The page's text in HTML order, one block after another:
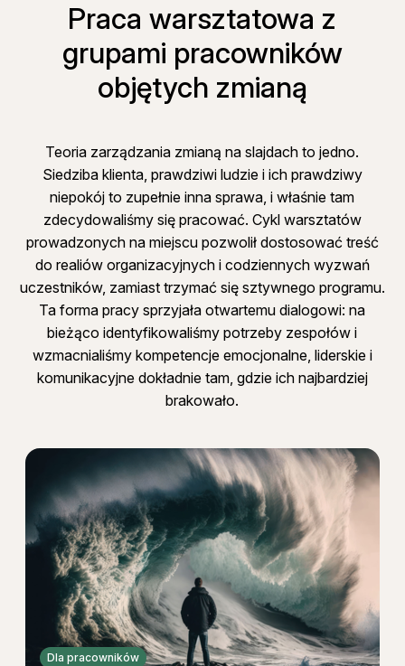
Praca warsztatowa z
grupami pracowników
objętych zmianą
Teoria zarządzania zmianą na slajdach to jedno.
Siedziba klienta, prawdziwi ludzie i ich prawdziwy
niepokój to zupełnie inna sprawa, i właśnie tam
zdecydowaliśmy się pracować. Cykl warsztatów
prowadzonych na miejscu pozwolił dostosować treść
do realiów organizacyjnych i codziennych wyzwań
uczestników, zamiast trzymać się sztywnego programu.
Ta forma pracy sprzyjała otwartemu dialogowi: na
bieżąco identyfikowaliśmy potrzeby zespołów i
wzmacnialiśmy kompetencje emocjonalne, liderskie i
komunikacyjne dokładnie tam, gdzie ich najbardziej
brakowało.
Dla pracowników